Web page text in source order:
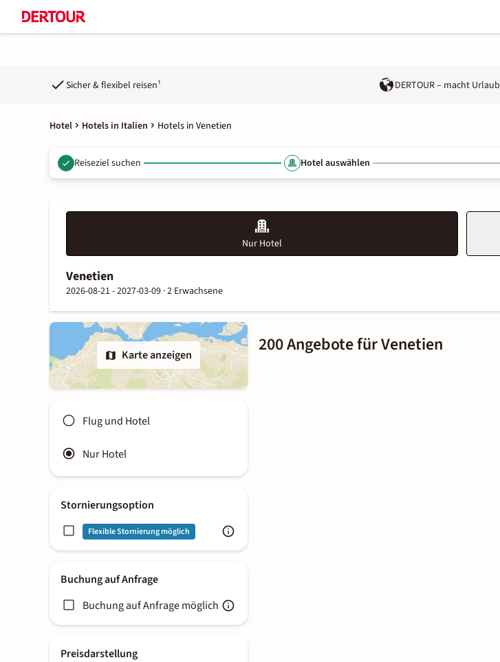
Sicher & flexibel reisen¹ DERTOUR – macht Urlaub
Hotel Hotels in Italien Hotels in Venetien
Reiseziel suchen Hotel auswählen
Nur Hotel
Venetien
2026-08-21 - 2027-03-09 ·2 Erwachsene
Karte anzeigen
Flug und Hotel
Nur Hotel
Stornierungsoption
Flexible Stornierung möglich
Buchung auf Anfrage
Buchung auf Anfrage möglich
Preisdarstellung
200 Angebote für Venetien